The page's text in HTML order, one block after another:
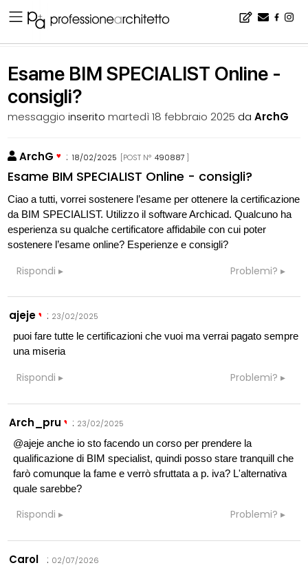
Esame BIM SPECIALIST Online -
consigli?
messaggio inseritomartedì 18 febbraio 2025 daArchG
ArchG : 18/02/2025 [POST N° 490887 ]
Esame BIM SPECIALIST Online - consigli?
Ciao a tutti, vorrei sostenere l’esame per ottenere la certificazione
da BIM SPECIALIST. Utilizzo il software Archicad. Qualcuno ha
esperienza su qualche certificatore affidabile con cui poter
sostenere l’esame online? Esperienze e consigli?
Rispondi Problemi?
ajeje : 23/02/2025
puoi fare tutte le certificazioni che vuoi ma verrai pagato sempre
una miseria
Rispondi Problemi?
Arch_pru : 23/02/2025
@ajeje anche io sto facendo un corso per prendere la
qualificazione di BIM specialist, quindi posso stare tranquill che
farò comunque la fame e verrò sfruttata a p. iva? L'alternativa
quale sarebbe?
Rispondi Problemi?
Carol : 02/07/2026